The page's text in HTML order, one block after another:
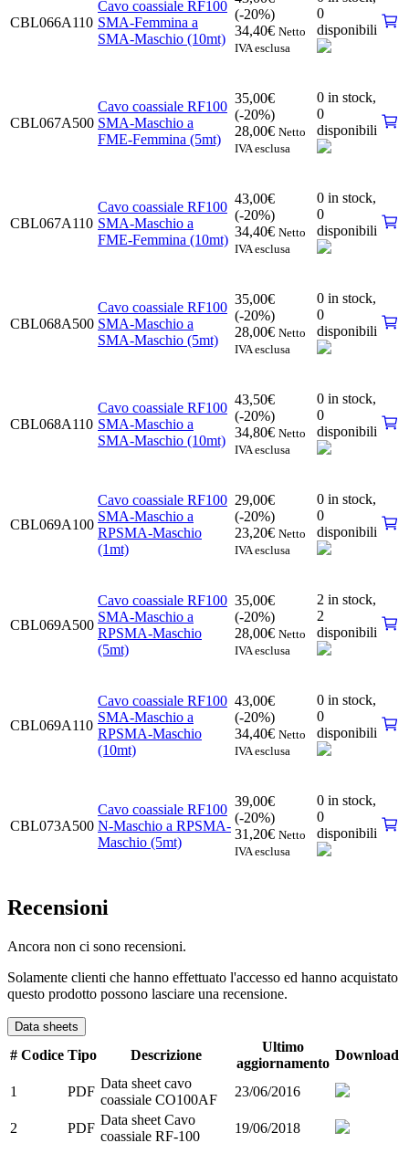
CBL066A110
Cavo coassiale RF100
SMA-Femmina a
SMA-Maschio (10mt)
(-20%)
34,40€ Netto
IVA esclusa
0
disponibili
CBL067A500
Cavo coassiale RF100
SMA-Maschio a
FME-Femmina (5mt)
35,00€
(-20%)
28,00€ Netto
IVA esclusa
0 in stock,
0
disponibili
CBL067A110
Cavo coassiale RF100
SMA-Maschio a
FME-Femmina (10mt)
43,00€
(-20%)
34,40€ Netto
IVA esclusa
0 in stock,
0
disponibili
CBL068A500
Cavo coassiale RF100
SMA-Maschio a
SMA-Maschio (5mt)
35,00€
(-20%)
28,00€ Netto
IVA esclusa
0 in stock,
0
disponibili
CBL068A110
Cavo coassiale RF100
SMA-Maschio a
SMA-Maschio (10mt)
43,50€
(-20%)
34,80€ Netto
IVA esclusa
0 in stock,
0
disponibili
CBL069A100
Cavo coassiale RF100
SMA-Maschio a
RPSMA-Maschio
(1mt)
29,00€
(-20%)
23,20€ Netto
IVA esclusa
0 in stock,
0
disponibili
CBL069A500
Cavo coassiale RF100
SMA-Maschio a
RPSMA-Maschio
(5mt)
35,00€
(-20%)
28,00€ Netto
IVA esclusa
2 in stock,
2
disponibili
CBL069A110
Cavo coassiale RF100
SMA-Maschio a
RPSMA-Maschio
(10mt)
43,00€
(-20%)
34,40€ Netto
IVA esclusa
0 in stock,
0
disponibili
CBL073A500
Cavo coassiale RF100
N-Maschio a RPSMA-
Maschio (5mt)
39,00€
(-20%)
31,20€ Netto
IVA esclusa
0 in stock,
0
disponibili
Recensioni
Ancora non ci sono recensioni.
Solamente clienti che hanno effettuato l'accesso ed hanno acquistato
questo prodotto possono lasciare una recensione.
Data sheets
# Codice Tipo Descrizione
Ultimo
aggiornamento
Download
1 PDF
Data sheet cavo
coassiale CO100AF
23/06/2016
2 PDF
Data sheet Cavo
coassiale RF-100
19/06/2018